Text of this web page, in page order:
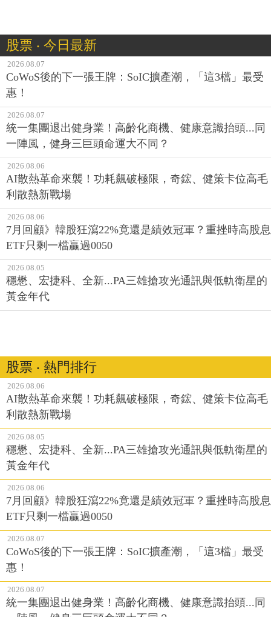
股票 ‧ 今日最新
2026.08.07
CoWoS後的下一張王牌：SoIC擴產潮，「這3檔」最受
惠！
2026.08.07
統一集團退出健身業！高齡化商機、健康意識抬頭...同
一陣風，健身三巨頭命運大不同？
2026.08.06
AI散熱革命來襲！功耗飆破極限，奇鋐、健策卡位高毛
利散熱新戰場
2026.08.06
7月回顧》韓股狂瀉22%竟還是績效冠軍？重挫時高股息
ETF只剩一檔贏過0050
2026.08.05
穩懋、宏捷科、全新...PA三雄搶攻光通訊與低軌衛星的
黃金年代
股票 ‧ 熱門排行
2026.08.06
AI散熱革命來襲！功耗飆破極限，奇鋐、健策卡位高毛
利散熱新戰場
2026.08.05
穩懋、宏捷科、全新...PA三雄搶攻光通訊與低軌衛星的
黃金年代
2026.08.06
7月回顧》韓股狂瀉22%竟還是績效冠軍？重挫時高股息
ETF只剩一檔贏過0050
2026.08.07
CoWoS後的下一張王牌：SoIC擴產潮，「這3檔」最受
惠！
2026.08.07
統一集團退出健身業！高齡化商機、健康意識抬頭...同